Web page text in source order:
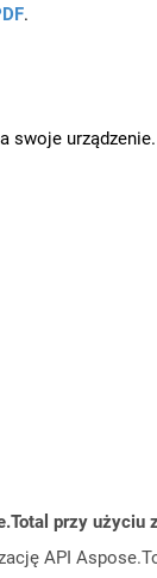
.
swoje urządzenie.
przy
API